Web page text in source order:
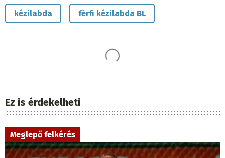
kézilabda férfi kézilabda BL
Iratkozzon fel napi hírlevelünkre
beleszólása, abból minden munkanapon
Név